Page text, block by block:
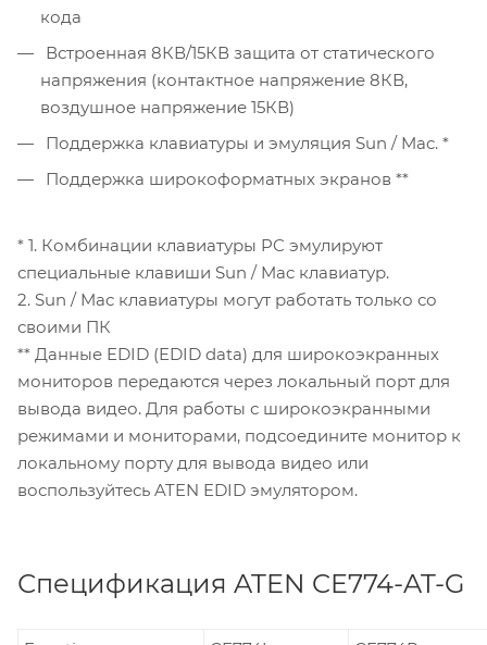
кода
Встроенная 8КВ/15КВ защита от статического
напряжения (контактное напряжение 8КВ,
воздушное напряжение 15КВ)
Поддержка клавиатуры и эмуляция Sun / Mac. *
Поддержка широкоформатных экранов **
* 1. Комбинации клавиатуры PC эмулируют
специальные клавиши Sun / Mac клавиатур.
2. Sun / Mac клавиатуры могут работать только со
своими ПК
** Данные EDID (EDID data) для широкоэкранных
мониторов передаются через локальный порт для
вывода видео. Для работы с широкоэкранными
режимами и мониторами, подсоедините монитор к
локальному порту для вывода видео или
воспользуйтесь ATEN EDID эмулятором.
Спецификация ATEN CE774-AT-G